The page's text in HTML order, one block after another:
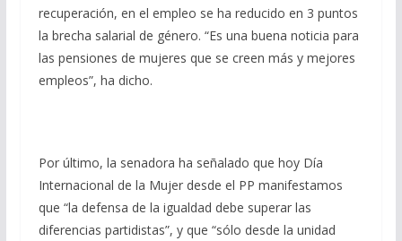
recuperación, en el empleo se ha reducido en 3 puntos
la brecha salarial de género. “Es una buena noticia para
las pensiones de mujeres que se creen más y mejores
empleos”, ha dicho.
Por último, la senadora ha señalado que hoy Día
Internacional de la Mujer desde el PP manifestamos
que “la defensa de la igualdad debe superar las
diferencias partidistas”, y que “sólo desde la unidad